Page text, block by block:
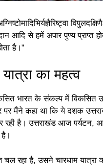
आदि से हमें अपार पुण्य प्राप्त
है।”
का महत्व
भारत के संकल्प में विकसित
पर मैंने कहा था कि ये दशक
रही है। उत्तराखंड आज पर्यटन,
है।
चल रहा है, उसने चारधाम